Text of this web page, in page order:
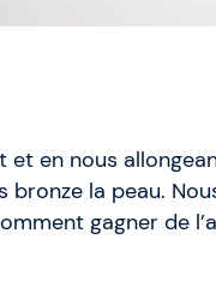
et en nous
la peau.
gagner de